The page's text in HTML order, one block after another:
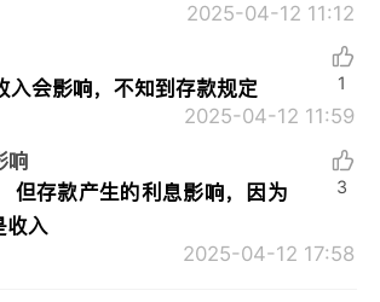
2025-04-12 11:12
入会影响，不知到存款规定
2025-04-12 11:59
1
响
但存款产生的利息影响，因为
收入
2025-04-12 17:58
3